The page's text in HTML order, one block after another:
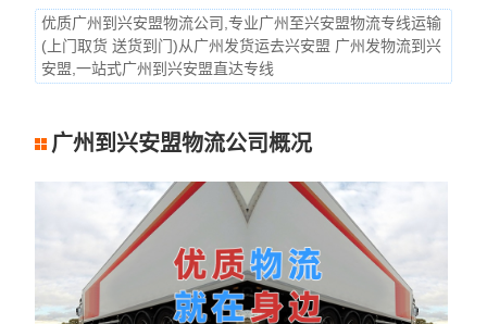
优质广州到兴安盟物流公司,专业广州至兴安盟物流专线运输
(上门取货 送货到门)从广州发货运去兴安盟 广州发物流到兴
安盟,一站式广州到兴安盟直达专线
广州到兴安盟物流公司概况